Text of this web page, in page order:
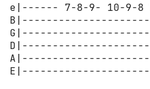
e|------ 7-8-9- 10-